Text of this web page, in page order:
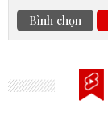
Bình chọn